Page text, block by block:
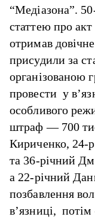
“Медіазона”.
статтею про
отримав
присудили за
організованою
провести у
особливого
штраф — 700
Кириченко, 24-
та 36-річний
а 22-річний
позбавлення
в’язниці,